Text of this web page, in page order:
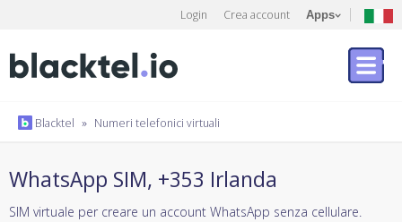
Login Crea account Apps
Blacktel » Numeri telefonici virtuali
WhatsApp SIM, +353 Irlanda
SIM virtuale per creare un account WhatsApp senza cellulare.